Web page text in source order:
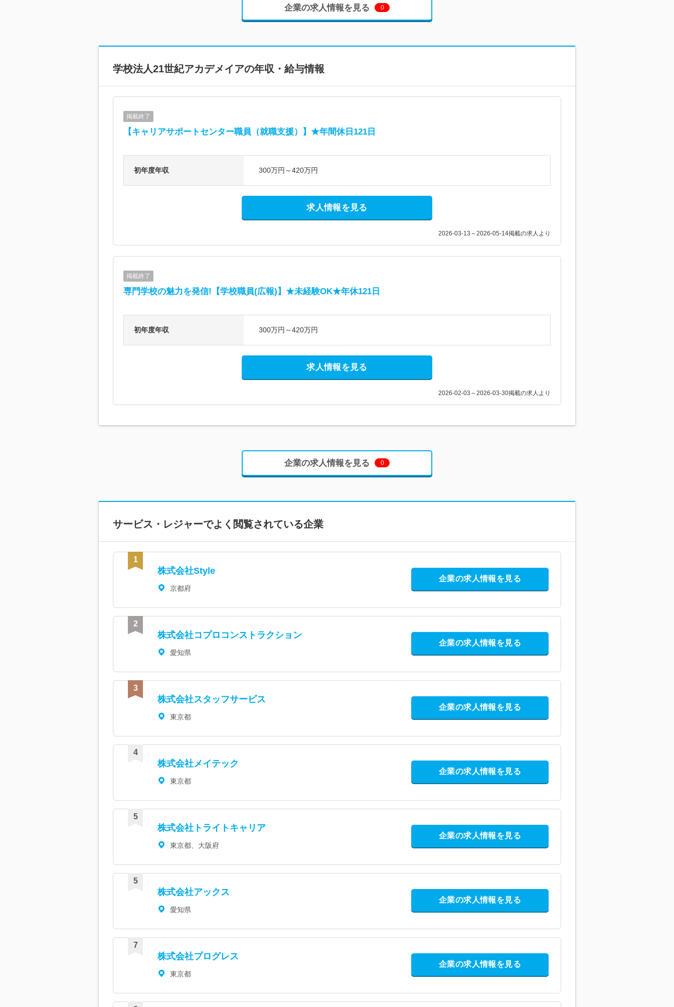
企業の求人情報を見る 0
学校法人21世紀アカデメイアの年収・給与情報
掲載終了
【キャリアサポートセンター職員（就職支援）】★年間休日121日
初年度年収 300万円～420万円
求人情報を見る
2026-03-13～2026-05-14掲載の求人より
掲載終了
専門学校の魅力を発信!【学校職員(広報)】★未経験OK★年休121日
初年度年収 300万円～420万円
求人情報を見る
2026-02-03～2026-03-30掲載の求人より
企業の求人情報を見る 0
サービス・レジャーでよく閲覧されている企業
株式会社Style
京都府
企業の求人情報を見る
株式会社コプロコンストラクション
愛知県
企業の求人情報を見る
株式会社スタッフサービス
東京都
企業の求人情報を見る
株式会社メイテック
東京都
企業の求人情報を見る
株式会社トライトキャリア
東京都、大阪府
企業の求人情報を見る
株式会社アックス
愛知県
企業の求人情報を見る
株式会社プログレス
東京都
企業の求人情報を見る